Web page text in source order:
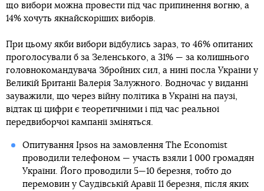
що вибори можна провести під час припинення вогню, а
14% хочуть якнайскоріших виборів.
При цьому якби вибори відбулись зараз, то 46% опитаних
проголосували б за Зеленського, а 31% — за колишнього
головнокомандувача Збройних сил, а нині посла України у
Великій Британії Валерія Залужного. Водночас у виданні
зауважили, що через війну політика в Україні на паузі,
відтак ці цифри є теоретичними і під час реальної
передвиборчої кампанії зміняться.
Опитування Ipsos на замовлення The Economist
проводили телефоном — участь взяли 1 000 громадян
України. Його проводили 5—10 березня, тобто до
перемовин у Саудівській Аравії 11 березня, після яких